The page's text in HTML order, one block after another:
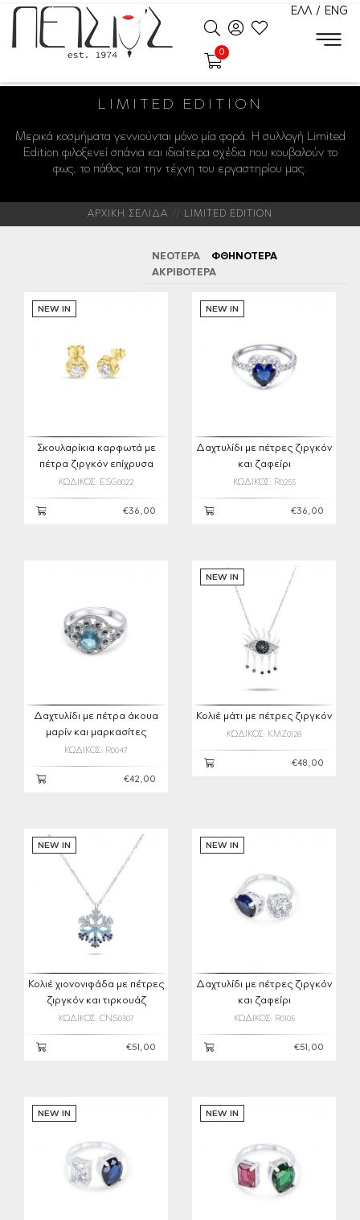
ΕΛΛ / ENG
0
LIMITED EDITION
Μερικά κοσμήματα γεννιούνται μόνο μία φορά. Η συλλογή Limited
Edition φιλοξενεί σπάνια και ιδιαίτερα σχέδια που κουβαλούν το
φως, το πάθος και την τέχνη του εργαστηρίου μας.
ΑΡΧΙΚΗ ΣΕΛΙΔΑ LIMITED EDITION
ΝΕΟΤΕΡΑ
ΦΘΗΝΟΤΕΡΑ
ΑΚΡΙΒΟΤΕΡΑ
NEW IN
Σκουλαρίκια καρφωτά με
πέτρα ζιργκόν επίχρυσα
ΚΩΔΙΚΟΣ: ESG0022
€36,00
NEW IN
Δαχτυλίδι με πέτρες ζιργκόν
και ζαφείρι
ΚΩΔΙΚΟΣ: R0255
€36,00
Δαχτυλίδι με πέτρα άκουα
μαρίν και μαρκασίτες
ΚΩΔΙΚΟΣ: R0047
€42,00
NEW IN
Κολιέ μάτι με πέτρες ζιργκόν
ΚΩΔΙΚΟΣ: KMZ0128
€48,00
NEW IN
Κολιέ χιονονιφάδα με πέτρες
ζιργκόν και τιρκουάζ
ΚΩΔΙΚΟΣ: CNS0307
€51,00
NEW IN
Δαχτυλίδι με πέτρες ζιργκόν
και ζαφείρι
ΚΩΔΙΚΟΣ: R0105
€51,00
NEW IN NEW IN